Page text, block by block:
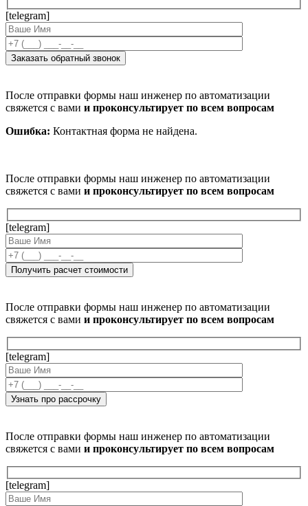
[telegram]
После отправки формы наш инженер по автоматизации
свяжется с вами и проконсультирует по всем вопросам
Ошибка: Контактная форма не найдена.
После отправки формы наш инженер по автоматизации
свяжется с вами и проконсультирует по всем вопросам
[telegram]
После отправки формы наш инженер по автоматизации
свяжется с вами и проконсультирует по всем вопросам
[telegram]
После отправки формы наш инженер по автоматизации
свяжется с вами и проконсультирует по всем вопросам
[telegram]